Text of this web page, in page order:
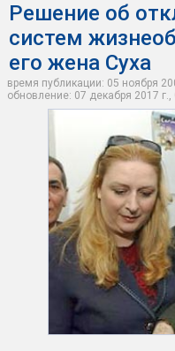
Решение об
систем
его жена Суха
время публикации: 05 ноября
обновление: 07 декабря 2017 г.,